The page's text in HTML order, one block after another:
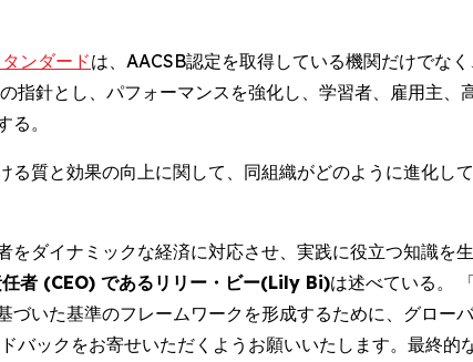
ンダードは、AACSB認定を取得している機関だけでなく
針とし、パフォーマンスを強化し、学習者、雇用主、
。
質と効果の向上に関して、同組織がどのように進化し
ダイナミックな経済に対応させ、実践に役立つ知識を
者 (CEO) であるリリー・ビー(Lily Bi)は述べている。
いた基準のフレームワークを形成するために、グロー
ックをお寄せいただくようお願いいたします。最終的